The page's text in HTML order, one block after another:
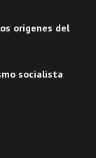
orígenes del
socialista